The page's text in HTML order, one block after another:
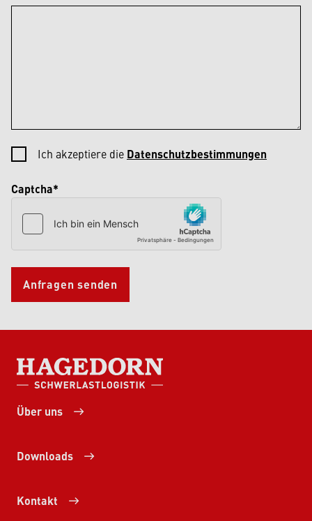
Ich akzeptiere die Datenschutzbestimmungen
Captcha*
Anfragen senden
HAGEDORN SCHWERLASTLOGISTIK
Über uns
Downloads
Kontakt